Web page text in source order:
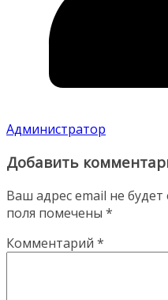
Администратор
Добавить
Ваш адрес email не будет
поля помечены *
Комментарий *